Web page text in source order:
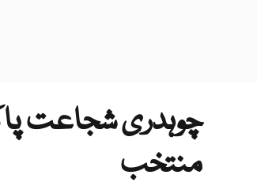
چوہدری شجاعت
منتخب